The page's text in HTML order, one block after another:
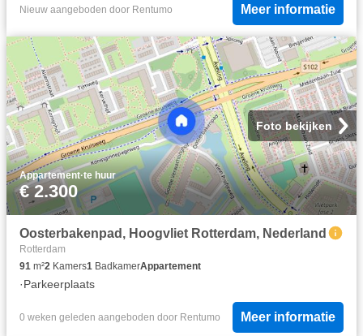
Nieuw aangeboden door Rentumo Meer informatie
Foto bekijken
Appartement·te huur
€ 2.300
Oosterbakenpad, Hoogvliet Rotterdam, Nederland
Rotterdam
91 m²2 Kamers1 BadkamerAppartement
·Parkeerplaats
0 weken geleden aangeboden door Rentumo Meer informatie